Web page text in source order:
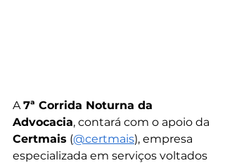
A 7ª Corrida Noturna da
Advocacia, contará com o apoio da
Certmais (@certmais), empresa
especializada em serviços voltados